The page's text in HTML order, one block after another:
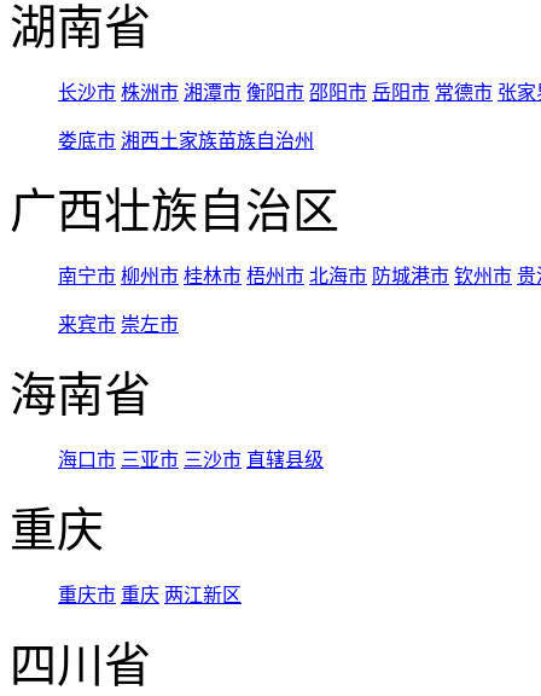
湖南省
长沙市 株洲市 湘潭市 衡阳市 邵阳市 岳阳市 常德市 张家
娄底市 湘西土家族苗族自治州
广西壮族自治区
南宁市 柳州市 桂林市 梧州市 北海市 防城港市 钦州市 贵
来宾市 崇左市
海南省
海口市 三亚市 三沙市 直辖县级
重庆
重庆市 重庆 两江新区
四川省